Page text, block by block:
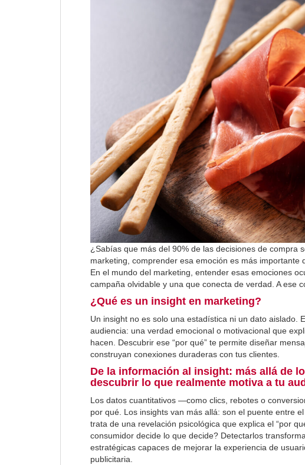
¿Sabías que más del 90% de las decisiones de compra
marketing, comprender esa emoción es más importante
En el mundo del marketing, entender esas emociones
campaña olvidable y una que conecta de verdad. A ese
¿Qué es un insight en marketing?
Un insight no es solo una estadística ni un dato aislado.
audiencia: una verdad emocional o motivacional que
hacen. Descubrir ese “por qué” te permite diseñar
construyan conexiones duraderas con tus clientes.
De la información al insight: más allá de
descubrir lo que realmente motiva a tu
Los datos cuantitativos —como clics, rebotes o
por qué. Los insights van más allá: son el puente entre
trata de una revelación psicológica que explica el “por
consumidor decide lo que decide? Detectarlos
estratégicas capaces de mejorar la experiencia de
publicitaria.